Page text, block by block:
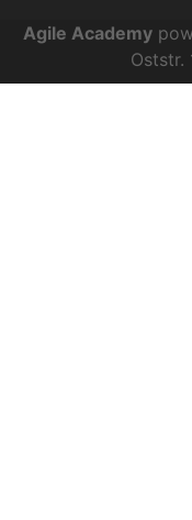
Agile Academy
Oststr.